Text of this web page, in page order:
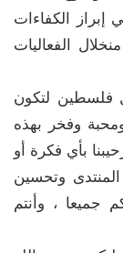
الكفاءات
الفعاليات
فلسطين لتكون
وفخر بهذه
بأي فكرة أو
وتحسين
جميعا ، وأنتم